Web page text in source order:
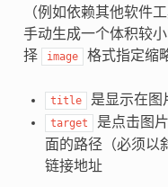
（例如依赖其他软件
手动生成一个体积较
择
image 格式指定缩
title 是显示在图
target
是点击图
面的路径（必须以
链接地址